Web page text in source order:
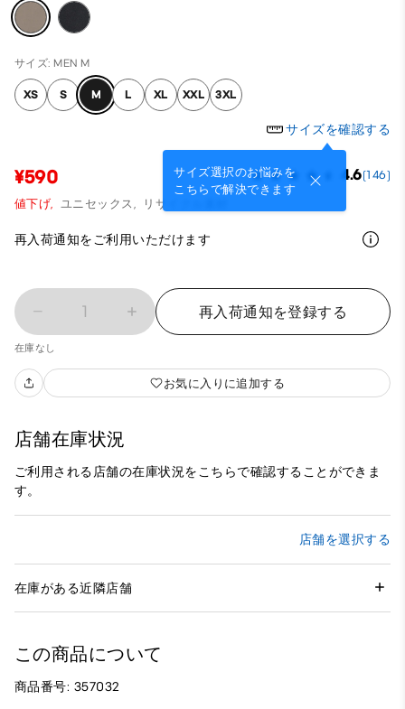
サイズ: MEN M
XS S M L XL XXL 3XL
サイズを確認する
サイズ選択のお悩みを
こちらで解決できます
¥590 4.6(146)
値下げ, ユニセックス, リサイクル素材
再入荷通知をご利用いただけます
1 再入荷通知を登録する
在庫なし
お気に入りに追加する
店舗在庫状況
ご利用される店舗の在庫状況をこちらで確認することができま
す。
店舗を選択する
在庫がある近隣店舗
この商品について
商品番号: 357032